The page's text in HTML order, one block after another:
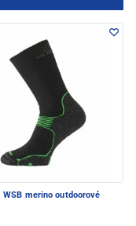
WSB merino outdoorové